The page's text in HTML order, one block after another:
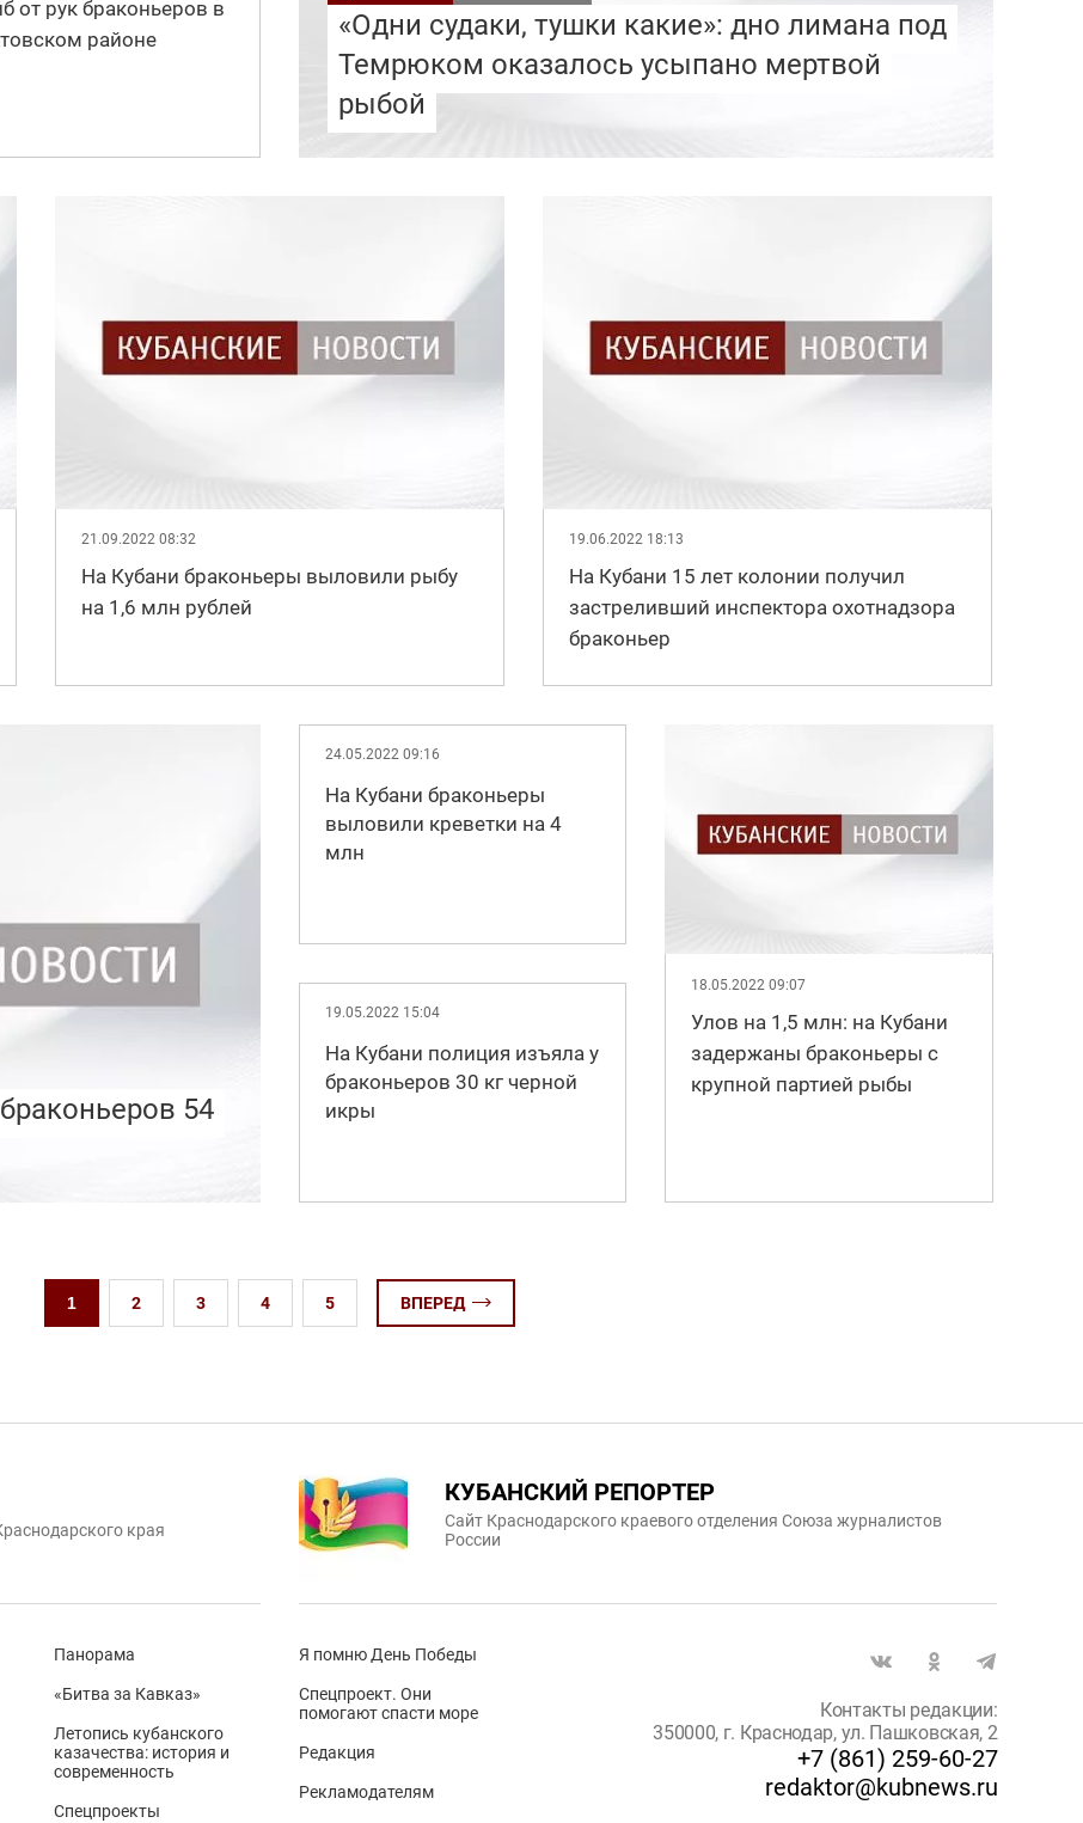
от рук браконьеров в
районе
«Одни судаки, тушки какие»: дно лимана под
Темрюком оказалось усыпано мертвой
рыбой
21.09.2022 08:32
На Кубани браконьеры выловили рыбу
на 1,6 млн рублей
19.06.2022 18:13
На Кубани 15 лет колонии получил
застреливший инспектора охотнадзора
браконьер
54
24.05.2022 09:16
На Кубани браконьеры
выловили креветки на 4
млн
19.05.2022 15:04
На Кубани полиция изъяла у
браконьеров 30 кг черной
икры
18.05.2022 09:07
Улов на 1,5 млн: на Кубани
задержаны браконьеры с
крупной партией рыбы
1 2 3 4 5 ВПЕРЕД
края
КУБАНСКИЙ РЕПОРТЕР
Сайт Краснодарского краевого отделения Союза журналистов
России
Панорама
«Битва за Кавказ»
Летопись кубанского
казачества: история и
современность
Спецпроекты
Я помню День Победы
Спецпроект. Они
помогают спасти море
Редакция
Рекламодателям
Контакты редакции:
350000, г. Краснодар, ул. Пашковская, 2
+7 (861) 259-60-27
redaktor@kubnews.ru